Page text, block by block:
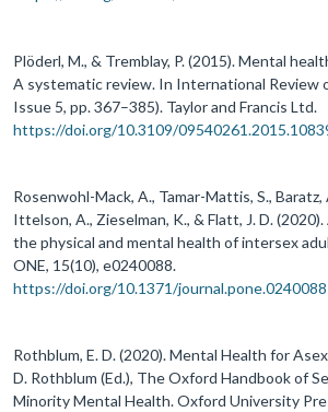
Plöderl, M., & Tremblay, P. (2015). Mental
A systematic review. In International Review
Issue 5, pp. 367–385). Taylor and Francis Ltd.
https://doi.org/10.3109/
Rosenwohl-Mack, A., Tamar-Mattis, S., Baratz,
Ittelson, A., Zieselman, K., & Flatt, J. D.
the physical and mental health of intersex
ONE, 15(10), e0240088.
https://doi.org/10.1371/journal.pone.0240088
Rothblum, E. D. (2020). Mental Health for
D. Rothblum (Ed.), The Oxford Handbook of
Minority Mental Health. Oxford University